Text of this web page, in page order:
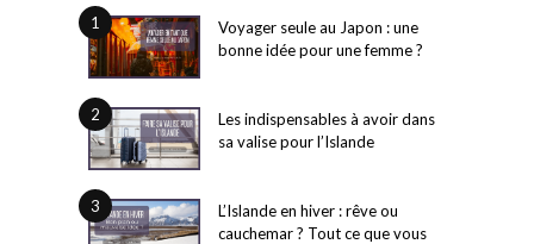
1
Voyager seule au Japon : une
bonne idée pour une femme ?
2
Les indispensables à avoir dans
sa valise pour l’Islande
3
L’Islande en hiver : rêve ou
cauchemar ? Tout ce que vous